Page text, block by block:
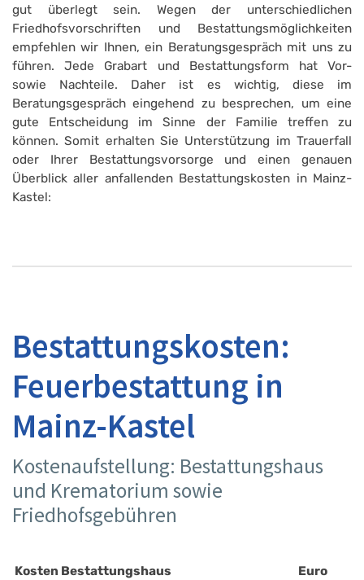
gut überlegt sein. Wegen der unterschiedlichen
Friedhofsvorschriften und Bestattungsmöglichkeiten
empfehlen wir Ihnen, ein Beratungsgespräch mit uns zu
führen. Jede Grabart und Bestattungsform hat Vor-
sowie Nachteile. Daher ist es wichtig, diese im
Beratungsgespräch eingehend zu besprechen, um eine
gute Entscheidung im Sinne der Familie treffen zu
können. Somit erhalten Sie Unterstützung im Trauerfall
oder Ihrer Bestattungsvorsorge und einen genauen
Überblick aller anfallenden Bestattungskosten in Mainz-
Kastel:
Bestattungskosten:
Feuerbestattung in
Mainz-Kastel
Kostenaufstellung: Bestattungshaus
und Krematorium sowie
Friedhofsgebühren
Kosten Bestattungshaus
Euro